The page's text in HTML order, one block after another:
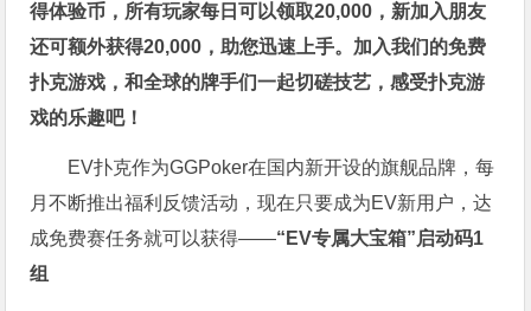
得体验币，所有玩家每日可以领取20,000，新加入朋友
还可额外获得20,000，助您迅速上手。 加入我们的免费
扑克游戏，和全球的牌手们一起切磋技艺，感受扑克游
戏的乐趣吧！
EV扑克作为GGPoker在国内新开设的旗舰品牌，每
月不断推出福利反馈活动，现在只要成为EV新用户，达
成免费赛任务就可以获得——“EV专属大宝箱”启动码1
组